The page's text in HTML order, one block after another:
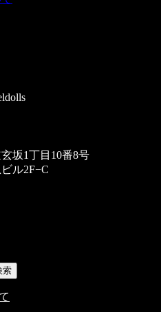
丁目10番8号
2F−C